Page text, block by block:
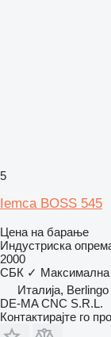
5
Iemca BOSS 545
Цена на барање
Индустриска
2000
СБК ✓
Италија,
DE-MA CNC S.R.L.
Контактирајте го